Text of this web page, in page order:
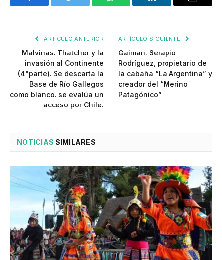
Facebook Twitter WhatsApp LinkedIn Email
ARTÍCULO ANTERIOR
Malvinas: Thatcher y la
invasión al Continente
(4°parte). Se descarta la
Base de Río Gallegos
como blanco. se evalúa un
acceso por Chile.
ARTÍCULO SIGUIENTE
Gaiman: Serapio
Rodríguez, propietario de
la cabaña “La Argentina” y
creador del “Merino
Patagónico”
NOTICIAS SIMILARES